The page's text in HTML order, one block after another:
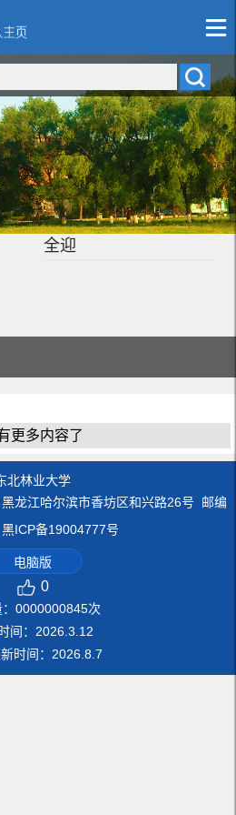
全迎
更多内容了
北林业大学
龙江哈尔滨市香坊区和兴路26号 邮编
ICP备19004777号
电脑版
0
0000000845次
间： 2026 3 12
时间： 2026 8 7